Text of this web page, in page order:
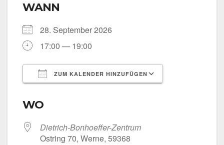
WANN
28. Sep­tem­ber 2026
17:00 — 19:00
ZUM KALENDER HINZUFÜGEN
WO
Dietrich-Bonhoeffer-Zentrum
Ost­ring 70, Wer­ne, 59368